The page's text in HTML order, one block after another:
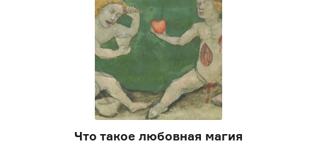
Что такое любовная магия